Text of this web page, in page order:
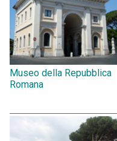
Museo della Repubblica
Romana